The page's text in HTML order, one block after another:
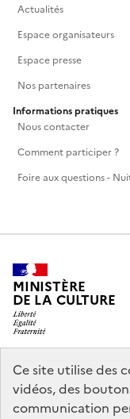
Ce site utilise des
vidéos, des
communication
Actualités
Espace organisateurs
Espace presse
Nos partenaires
Informations pratiques
Nous contacter
Comment participer ?
Foire aux questions -
MINISTÈRE
DE LA CULTURE
legifrance.gouv.fr